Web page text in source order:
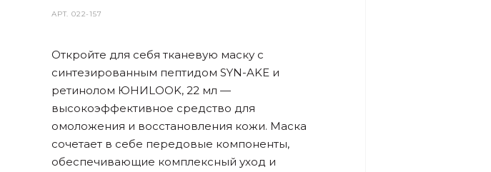
АРТ.022-157
Откройте для себя тканевую маску с
синтезированным пептидом SYN-AKE и
ретинолом ЮНИLOOK, 22 мл —
высокоэффективное средство для
омоложения и восстановления кожи. Маска
сочетает в себе передовые компоненты,
обеспечивающие комплексный уход и